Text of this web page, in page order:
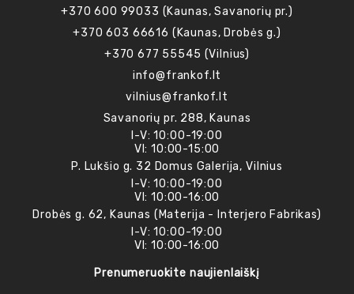
+370 600 99033 (Kaunas, Savanorių pr.)
+370 603 66616 (Kaunas, Drobės g.)
+370 677 55545 (Vilnius)
info@frankof.lt
vilnius@frankof.lt
Savanorių pr. 288, Kaunas
I-V: 10:00-19:00
VI: 10:00-15:00
P. Lukšio g. 32 Domus Galerija, Vilnius
I-V: 10:00-19:00
VI: 10:00-16:00
Drobės g. 62, Kaunas (Materija - Interjero Fabrikas)
I-V: 10:00-19:00
VI: 10:00-16:00
Prenumeruokite naujienlaiškį